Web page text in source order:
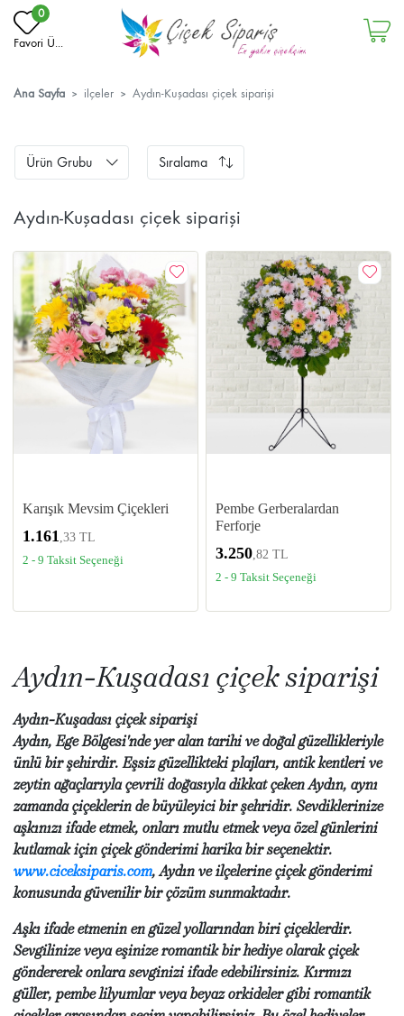
0
Favori Ü...
Ana Sayfa ilçeler Aydın-Kuşadası çiçek siparişi
Ürün Grubu Sıralama
Aydın-Kuşadası çiçek siparişi
Karışık Mevsim Çiçekleri
1.161 ,33 TL
2 - 9 Taksit Seçeneği
Pembe Gerberalardan
Ferforje
3.250 ,82 TL
2 - 9 Taksit Seçeneği
Aydın-Kuşadası çiçek siparişi
Aydın-Kuşadası çiçek siparişi
Aydın, Ege Bölgesi'nde yer alan tarihi ve doğal güzellikleriyle
ünlü bir şehirdir. Eşsiz güzellikteki plajları, antik kentleri ve
zeytin ağaçlarıyla çevrili doğasıyla dikkat çeken Aydın, aynı
zamanda çiçeklerin de büyüleyici bir şehridir. Sevdiklerinize
aşkınızı ifade etmek, onları mutlu etmek veya özel günlerini
kutlamak için çiçek gönderimi harika bir seçenektir.
www.ciceksiparis.com, Aydın ve ilçelerine çiçek gönderimi
konusunda güvenilir bir çözüm sunmaktadır.
Aşkı ifade etmenin en güzel yollarından biri çiçeklerdir.
Sevgilinize veya eşinize romantik bir hediye olarak çiçek
göndererek onlara sevginizi ifade edebilirsiniz. Kırmızı
güller, pembe lilyumlar veya beyaz orkideler gibi romantik